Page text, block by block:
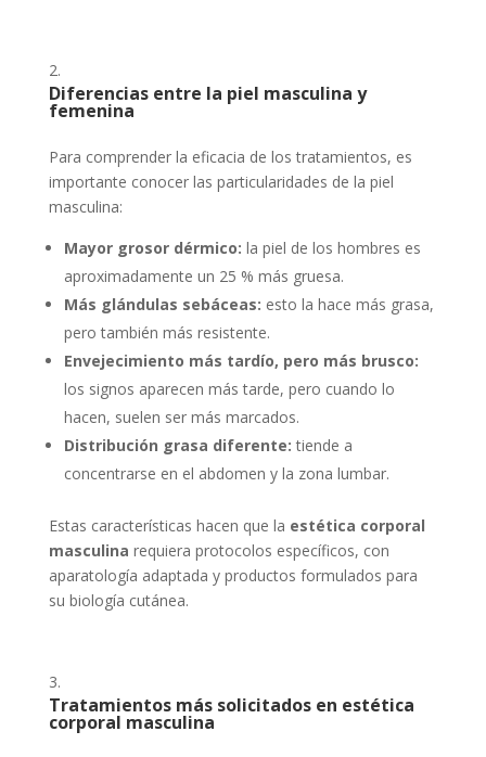
Diferencias entre la piel masculina y
femenina
Para comprender la eficacia de los tratamientos, es
importante conocer las particularidades de la piel
masculina:
Mayor grosor dérmico: la piel de los hombres es
aproximadamente un 25 % más gruesa.
Más glándulas sebáceas: esto la hace más grasa,
pero también más resistente.
Envejecimiento más tardío, pero más brusco:
los signos aparecen más tarde, pero cuando lo
hacen, suelen ser más marcados.
Distribución grasa diferente: tiende a
concentrarse en el abdomen y la zona lumbar.
Estas características hacen que la estética corporal
masculina requiera protocolos específicos, con
aparatología adaptada y productos formulados para
su biología cutánea.
Tratamientos más solicitados en estética
corporal masculina